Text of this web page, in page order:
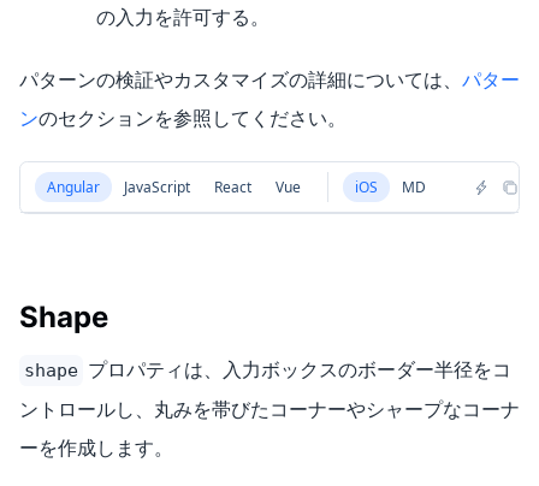
の入力を許可する。
パターンの検証やカスタマイズの詳細については、 パター
ンのセクションを参照してください。
Angular JavaScript React Vue iOS MD
Shape
shape プロパティは、入力ボックスのボーダー半径をコ
ントロールし、丸みを帯びたコーナーやシャープなコーナ
ーを作成します。